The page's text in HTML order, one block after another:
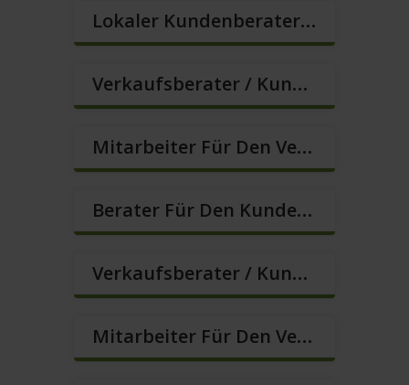
Lokaler Kundenberater In VZ/TZ (m/w/d)
Verkaufsberater / Kundenberater (B2C) (m/w/d)
Mitarbeiter Für Den Verkauf / Vertrieb (m/w/d)
Berater Für Den Kundenservice (m/w/d)
Verkaufsberater / Kundenberater (m/w/d)
Mitarbeiter Für Den Verkauf – Quereinstieg Möglich (m/w/d)